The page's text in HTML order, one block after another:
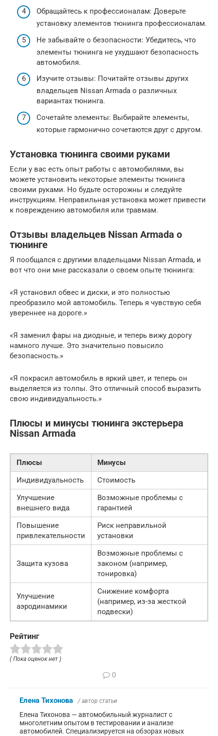
Обращайтесь к профессионалам: Доверьте
установку элементов тюнинга профессионалам.
Не забывайте о безопасности: Убедитесь, что
элементы тюнинга не ухудшают безопасность
автомобиля.
Изучите отзывы: Почитайте отзывы других
владельцев Nissan Armada о различных
вариантах тюнинга.
Сочетайте элементы: Выбирайте элементы,
которые гармонично сочетаются друг с другом.
Установка тюнинга своими руками
Если у вас есть опыт работы с автомобилями, вы
можете установить некоторые элементы тюнинга
своими руками. Но будьте осторожны и следуйте
инструкциям. Неправильная установка может привести
к повреждению автомобиля или травмам.
Отзывы владельцев Nissan Armada о
тюнинге
Я пообщался с другими владельцами Nissan Armada, и
вот что они мне рассказали о своем опыте тюнинга:
«Я установил обвес и диски, и это полностью
преобразило мой автомобиль. Теперь я чувствую себя
увереннее на дороге.»
«Я заменил фары на диодные, и теперь вижу дорогу
намного лучше. Это значительно повысило
безопасность.»
«Я покрасил автомобиль в яркий цвет, и теперь он
выделяется из толпы. Это отличный способ выразить
свою индивидуальность.»
Плюсы и минусы тюнинга экстерьера
Nissan Armada
Плюсы
Минусы
Индивидуальность
Стоимость
Улучшение
внешнего вида
Возможные проблемы с
гарантией
Повышение
привлекательности
Риск неправильной
установки
Защита кузова
Возможные проблемы с
законом (например,
тонировка)
Улучшение
аэродинамики
Снижение комфорта
(например, из-за жесткой
подвески)
Рейтинг
( Пока оценок нет )
0
Елена Тихонова / автор статьи
Елена Тихонова — автомобильный журналист с
многолетним опытом в тестировании и анализе
автомобилей. Специализируется на обзорах новых